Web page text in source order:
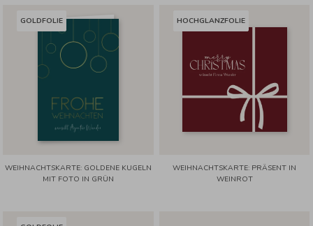
GOLDFOLIE
WEIHNACHTSKARTE: GOLDENE KUGELN
MIT FOTO IN GRÜN
HOCHGLANZFOLIE
WEIHNACHTSKARTE: PRÄSENT IN
WEINROT